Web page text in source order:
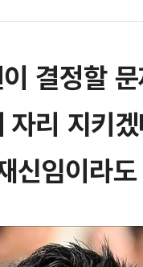
결정할
리 지키
신임이라